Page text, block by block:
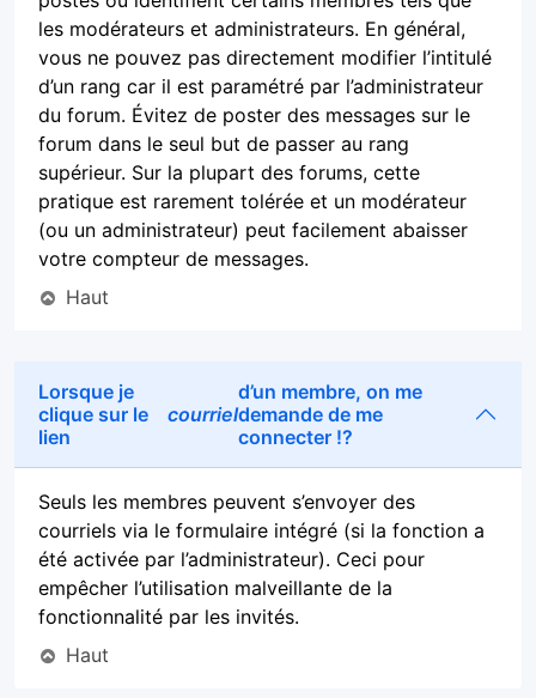
les modérateurs et administrateurs. En général,
vous ne pouvez pas directement modifier l’intitulé
d’un rang car il est paramétré par l’administrateur
du forum. Évitez de poster des messages sur le
forum dans le seul but de passer au rang
supérieur. Sur la plupart des forums, cette
pratique est rarement tolérée et un modérateur
(ou un administrateur) peut facilement abaisser
votre compteur de messages.
Haut
Lorsque je
clique sur le
lien
courriel
d’un membre, on me
demande de me
connecter !?
Seuls les membres peuvent s’envoyer des
courriels via le formulaire intégré (si la fonction a
été activée par l’administrateur). Ceci pour
empêcher l’utilisation malveillante de la
fonctionnalité par les invités.
Haut